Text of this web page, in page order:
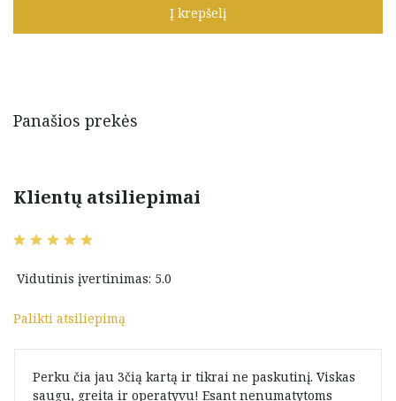
Į krepšelį
Panašios prekės
Klientų atsiliepimai
Vidutinis įvertinimas: 5.0
Palikti atsiliepimą
Perku čia jau 3čią kartą ir tikrai ne paskutinį. Viskas
saugu, greita ir operatyvu! Esant nenumatytoms